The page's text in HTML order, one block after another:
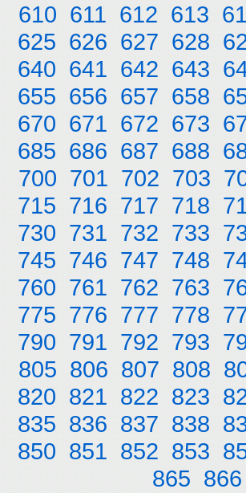
610 611 612 613
625 626 627 628
640 641 642 643
655 656 657 658
670 671 672 673
685 686 687 688
700 701 702 703
715 716 717 718
730 731 732 733
745 746 747 748
760 761 762 763
775 776 777 778
790 791 792 793
805 806 807 808
820 821 822 823
835 836 837 838
850 851 852 853
865 866